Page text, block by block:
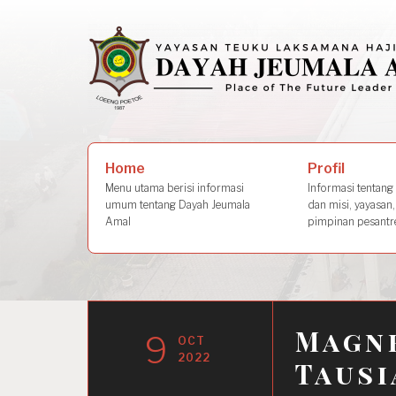
Home
Menu utama berisi informasi
umum tentang Dayah Jeumala
Amal
Profil
Informasi tentang
dan misi,
pimpinan
9
OCT
2022